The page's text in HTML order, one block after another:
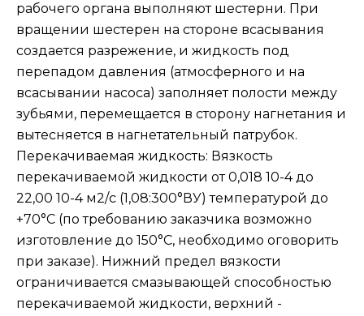
рабочего органа выполняют шестерни. При
вращении шестерен на стороне всасывания
создается разрежение, и жидкость под
перепадом давления (атмосферного и на
всасывании насоса) заполняет полости между
зубьями, перемещается в сторону нагнетания и
вытесняется в нагнетательный патрубок.
Перекачиваемая жидкость: Вязкость
перекачиваемой жидкости от 0,018 10-4 до
22,00 10-4 м2/с (1,08:300°ВУ) температурой до
+70°С (по требованию заказчика возможно
изготовление до 150°С, необходимо оговорить
при заказе). Нижний предел вязкости
ограничивается смазывающей способностью
перекачиваемой жидкости, верхний -